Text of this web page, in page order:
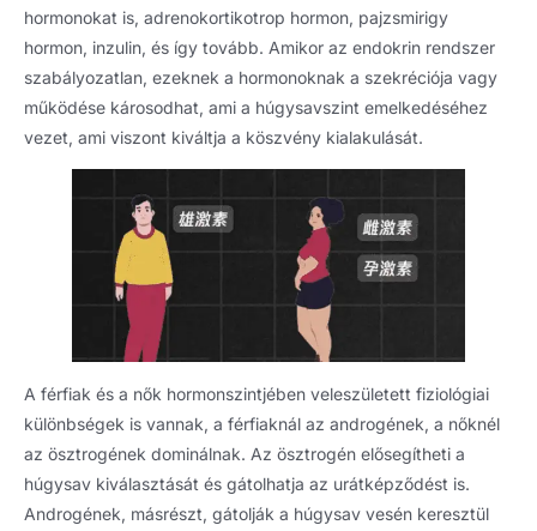
hormonokat is, adrenokortikotrop hormon, pajzsmirigy
hormon, inzulin, és így tovább. Amikor az endokrin rendszer
szabályozatlan, ezeknek a hormonoknak a szekréciója vagy
működése károsodhat, ami a húgysavszint emelkedéséhez
vezet, ami viszont kiváltja a köszvény kialakulását.
A férfiak és a nők hormonszintjében veleszületett fiziológiai
különbségek is vannak, a férfiaknál az androgének, a nőknél
az ösztrogének dominálnak. Az ösztrogén elősegítheti a
húgysav kiválasztását és gátolhatja az urátképződést is.
Androgének, másrészt, gátolják a húgysav vesén keresztül